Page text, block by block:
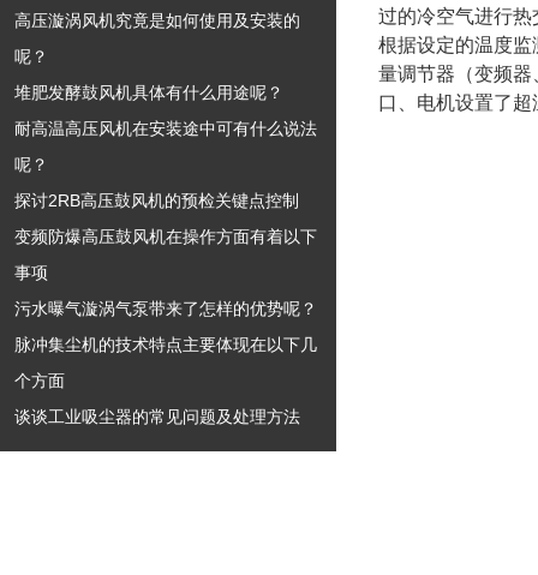
高压漩涡风机究竟是如何使用及安装的
呢？
堆肥发酵鼓风机具体有什么用途呢？
耐高温高压风机在安装途中可有什么说法
呢？
探讨2RB高压鼓风机的预检关键点控制
变频防爆高压鼓风机在操作方面有着以下
事项
污水曝气漩涡气泵带来了怎样的优势呢？
脉冲集尘机的技术特点主要体现在以下几
个方面
谈谈工业吸尘器的常见问题及处理方法
过的冷空气进行
根据设定的温度
量调节器（变频
口、电机设置了